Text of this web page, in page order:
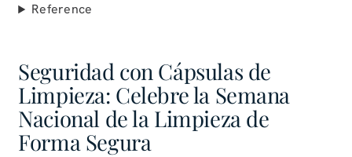
Reference
Seguridad con Cápsulas de
Limpieza: Celebre la Semana
Nacional de la Limpieza de
Forma Segura